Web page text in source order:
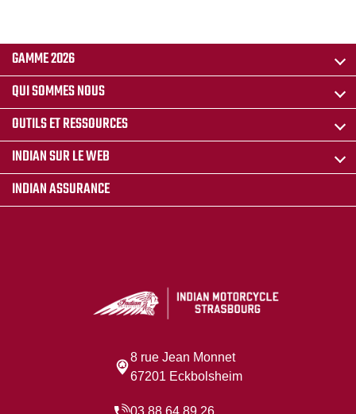
GAMME 2026
QUI SOMMES NOUS
OUTILS ET RESSOURCES
INDIAN SUR LE WEB
INDIAN ASSURANCE
8 rue Jean Monnet
67201 Eckbolsheim
03 88 64 89 26